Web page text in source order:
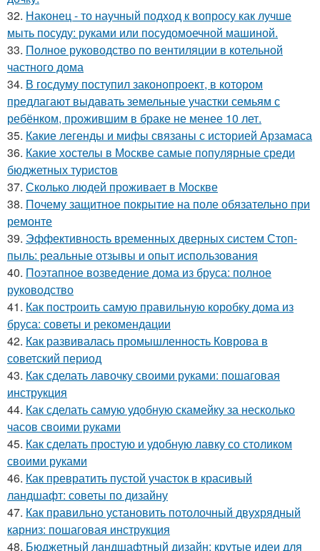
32. Наконец - то научный подход к вопросу как лучше
мыть посуду: руками или посудомоечной машиной.
33. Полное руководство по вентиляции в котельной
частного дома
34. В госдуму поступил законопроект, в котором
предлагают выдавать земельные участки семьям с
ребёнком, прожившим в браке не менее 10 лет.
35. Какие легенды и мифы связаны с историей Арзамаса
36. Какие хостелы в Москве самые популярные среди
бюджетных туристов
37. Сколько людей проживает в Москве
38. Почему защитное покрытие на поле обязательно при
ремонте
39. Эффективность временных дверных систем Стоп-
пыль: реальные отзывы и опыт использования
40. Поэтапное возведение дома из бруса: полное
руководство
41. Как построить самую правильную коробку дома из
бруса: советы и рекомендации
42. Как развивалась промышленность Коврова в
советский период
43. Как сделать лавочку своими руками: пошаговая
инструкция
44. Как сделать самую удобную скамейку за несколько
часов своими руками
45. Как сделать простую и удобную лавку со столиком
своими руками
46. Как превратить пустой участок в красивый
ландшафт: советы по дизайну
47. Как правильно установить потолочный двухрядный
карниз: пошаговая инструкция
48. Бюджетный ландшафтный дизайн: крутые идеи для